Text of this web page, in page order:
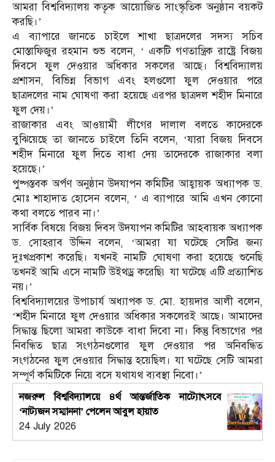
আমরা বিশ্ববিদ্যালয় কতৃক আয়োজিত সাংস্কৃতিক অনুষ্ঠান বয়কট
করছি।’
এ ব্যাপারে জানতে চাইলে শাখা ছাত্রদলের সদস্য সচিব
মোস্তাফিজুর রহমান শুভ বলেন, ‘ একটি গণতান্ত্রিক রাষ্ট্রে বিজয়
দিবসে ফুল দেওয়ার অধিকার সকলের আছে। বিশ্ববিদ্যালয়
প্রশাসন, বিভিন্ন বিভাগ এবং হলগুলো ফুল দেওয়ার পরে
ছাত্রদলের নাম ঘোষণা করা হয়েছে এরপর ছাত্রদল শহীদ মিনারে
ফুল দেয়।’
রাজাকার এবং আওয়ামী লীগের দালাল বলতে কাদেরকে
বুঝিয়েছে তা জানতে চাইলে তিনি বলেন, ‘যারা বিজয় দিবসে
শহীদ মিনারে ফুল দিতে বাধা দেয় তাদেরকে রাজাকার বলা
হয়েছে।’
পুষ্পস্তবক অর্পণ অনুষ্ঠান উদযাপন কমিটির আহ্বায়ক অধ্যাপক ড.
মোঃ শাহাদাত হোসেন বলেন, ‘ এ ব্যাপারে আমি এখন কোনো
কথা বলতে পারব না।’
সার্বিক বিষয়ে বিজয় দিবস উদযাপন কমিটির আহবায়ক অধ্যাপক
ড. সোহরাব উদ্দিন বলেন, ‘আমরা যা ঘটেছে সেটির জন্য
দুঃখপ্রকাশ করেছি। যখনই নামটি ঘোষণা করা হয়েছে শুনেছি
তখনই আমি এসে নামটি উইথড্র করেছি৷ যা ঘটেছে এটি প্রত্যাশিত
নয়।’
বিশ্ববিদ্যালয়ের উপাচার্য অধ্যাপক ড. মো. হায়দার আলী বলেন,
‘শহীদ মিনারে ফুল দেওয়ার অধিকার সকলেরই আছে। আমাদের
সিদ্ধান্ত ছিলো আমরা কাউকে বাধা দিবো না। কিন্তু বিভাগের পর
নিবন্ধিত ছাত্র সংগঠনগুলোর ফুল দেওয়ার পর অনিবন্ধিত
সংগঠনের ফুল দেওয়ার সিদ্ধান্ত হয়েছিল। যা ঘটেছে সেটি আমরা
সম্পূর্ণ কমিটিকে নিয়ে বসে যথাযথ ব্যবস্থা নিবো।’
নজরুল বিশ্ববিদ্যালয়ে ৪র্থ আন্তর্জাতিক নাট্যোৎসবে
‘নাট্যজন সম্মাননা’ পেলেন আবুল হায়াত
24 July 2026